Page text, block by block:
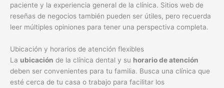
paciente y la experiencia general de la clínica. Sitios web de
reseñas de negocios también pueden ser útiles, pero recuerda
leer múltiples opiniones para tener una perspectiva completa.
Ubicación y horarios de atención flexibles
La ubicación de la clínica dental y su horario de atención
deben ser convenientes para tu familia. Busca una clínica que
esté cerca de tu casa o trabajo para facilitar los